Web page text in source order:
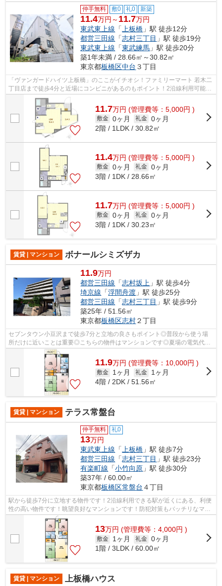
仲手無料 敷0 礼0 新築
11.4万円～ 11.7万円
東武東上線 「 上板橋 」駅 徒歩12分
都営三田線 「志村三丁目 」駅 徒歩19分
東武東上線 「東武練馬 」駅 徒歩20分
築1年未満 / 28.66㎡～30.82㎡
東京都板橋区中台 ３丁目
「ヴァンガードハイツ上板橋」のここがイチオシ！ファミリーマート 若木二
丁目店まで徒歩4分と近場にコンビニがあるのもポイント！2沿線利用可能
な、利便性の高い立地の物件です！清潔...
11.7万円 (管理費等：5,000円 )
敷金 0ヶ月 礼金 0ヶ月
2階 / 1LDK / 30.82㎡
11.4万円 (管理費等：5,000円 )
敷金 0ヶ月 礼金 0ヶ月
3階 / 1DK / 28.66㎡
11.7万円 (管理費等：5,000円 )
敷金 0ヶ月 礼金 0ヶ月
3階 / 1DK / 30.23㎡
賃貸 | マンション ボナールシミズザカ
11.9万円
都営三田線 「志村坂上 」駅 徒歩4分
埼京線 「浮間舟渡 」駅 徒歩25分
都営三田線 「志村三丁目 」駅 徒歩9分
築25年 / 51.56㎡
東京都板橋区志村２丁目
セブンタウン小豆沢まで徒歩7分と立地の良さもポイント◎普段から使う場
所だけに近いことは重要◎こちらの物件はマンションです◎夏場の電気代も
安く抑えられる通風良好で快適なマンショ...
11.9万円 (管理費等：10,000円 )
敷金 1ヶ月 礼金
1ヶ月
4階 / 2DK / 51.56㎡
賃貸 | マンション テラス常盤台
仲手無料 礼0
13万円
東武東上線 「 上板橋 」駅 徒歩7分
都営三田線 「志村三丁目 」駅 徒歩23分
有楽町線 「小竹向原 」駅 徒歩30分
築37年 / 60.00㎡
東京都板橋区常盤台 ４丁目
駅から徒歩7分に立地する物件です！2沿線利用できる駅が近くにある、利便
性の高い物件です！眺望良好なマンションです！防犯対策もバッチリなマン
ションタイプの物件です！カード決済...
13万円 (管理費等：4,000円 )
敷金 1ヶ月 礼金 0ヶ月
1階 / 3LDK / 60.00㎡
賃貸 | マンション 上板橋ハウス